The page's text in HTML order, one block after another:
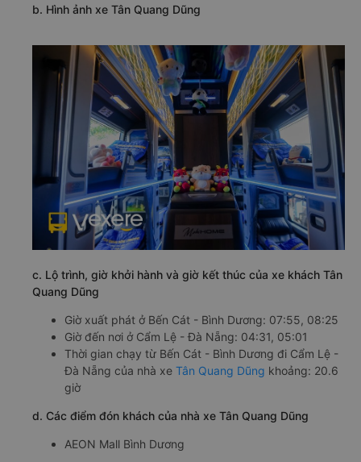
b. Hình ảnh xe Tân Quang Dũng
c. Lộ trình, giờ khởi hành và giờ kết thúc của xe khách Tân
Quang Dũng
Giờ xuất phát ở Bến Cát - Bình Dương: 07:55, 08:25
Giờ đến nơi ở Cẩm Lệ - Đà Nẵng: 04:31, 05:01
Thời gian chạy từ Bến Cát - Bình Dương đi Cẩm Lệ -
Đà Nẵng của nhà xe Tân Quang Dũng khoảng: 20.6
giờ
d. Các điểm đón khách của nhà xe Tân Quang Dũng
AEON Mall Bình Dương